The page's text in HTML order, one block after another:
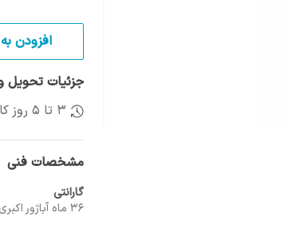
افزودن
جزئیات تحویل
3 تا 5 روز کاری
مشخصات فنی
گارانتی
36 ماه آباژور اکبری